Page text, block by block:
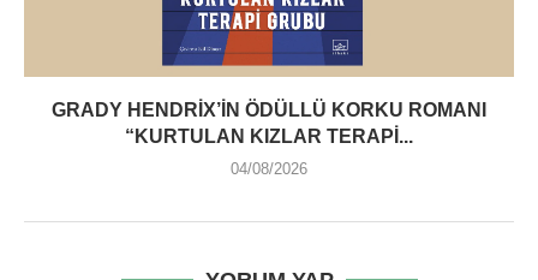
GRADY HENDRIX’IN ÖDÜLLÜ KORKU ROMANI
“KURTULAN KIZLAR TERAPI...
04/08/2026